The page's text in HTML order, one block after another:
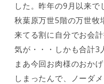
した。昨年の9月以来
秋葉原万世5階の万世牧
来てる割に自分でお会
気が・・・しかも合計3
まあ今回お肉様のおか
しまったんで、ノーダ